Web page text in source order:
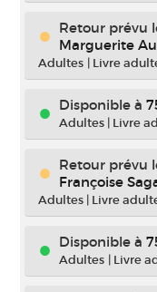
Retour prévu
Marguerite
Adultes | Livre
Disponible à
Adultes | Livre
Retour prévu
Françoise
Adultes | Livre
Disponible à
Adultes | Livre